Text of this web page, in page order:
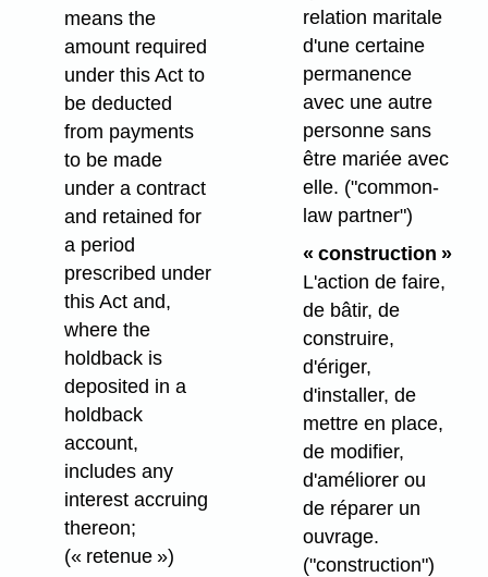
means the
amount required
under this Act to
be deducted
from payments
to be made
under a contract
and retained for
a period
prescribed under
this Act and,
where the
holdback is
deposited in a
holdback
account,
includes any
interest accruing
thereon;
(« retenue »)
relation maritale
d'une certaine
permanence
avec une autre
personne sans
être mariée avec
elle. ("common-
law partner")
« construction »
L'action de faire,
de bâtir, de
construire,
d'ériger,
d'installer, de
mettre en place,
de modifier,
d'améliorer ou
de réparer un
ouvrage.
("construction")